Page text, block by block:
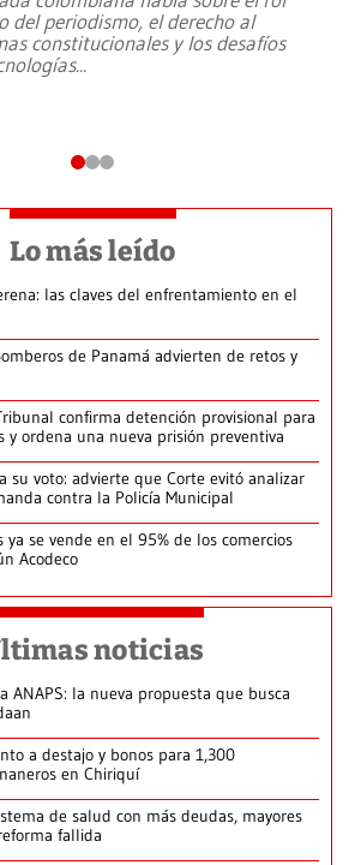
del periodismo, el derecho al
constitucionales y los desafíos
...
Lo más leído
las claves del enfrentamiento en el
de Panamá advierten de retos y
confirma detención provisional para
y ordena una nueva prisión preventiva
su voto: advierte que Corte evitó analizar
contra la Policía Municipal
ya se vende en el 95% de los comercios
Acodeco
noticias
ANAPS: la nueva propuesta que busca
a destajo y bonos para 1,300
en Chiriquí
de salud con más deudas, mayores
fallida